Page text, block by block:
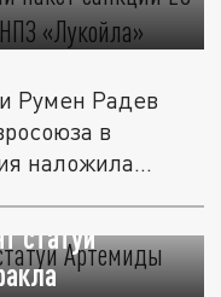
Румен Радев
в
наложила...
статуи